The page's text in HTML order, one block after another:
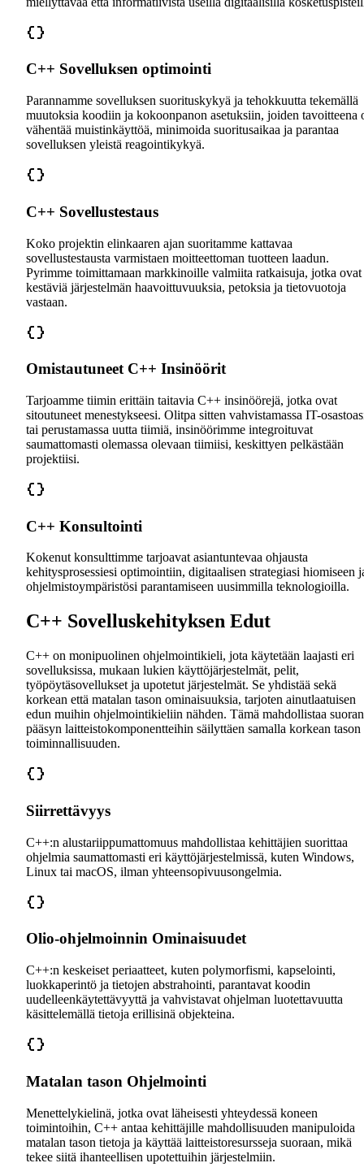
C++ Sovelluksen optimointi
Parannamme sovelluksen suorituskykyä ja tehokkuutta tekemällä
muutoksia koodiin ja kokoonpanon asetuksiin, joiden tavoitteena
vähentää muistinkäyttöä, minimoida suoritusaikaa ja parantaa
sovelluksen yleistä reagointikykyä.
C++ Sovellustestaus
Koko projektin elinkaaren ajan suoritamme kattavaa
sovellustestausta varmistaen moitteettoman tuotteen laadun.
Pyrimme toimittamaan markkinoille valmiita ratkaisuja, jotka ovat
kestäviä järjestelmän haavoittuvuuksia, petoksia ja tietovuotoja
vastaan.
Omistautuneet C++ Insinöörit
Tarjoamme tiimin erittäin taitavia C++ insinöörejä, jotka ovat
sitoutuneet menestykseesi. Olitpa sitten vahvistamassa IT-
tai perustamassa uutta tiimiä, insinöörimme integroituvat
saumattomasti olemassa olevaan tiimiisi, keskittyen pelkästään
projektiisi.
C++ Konsultointi
Kokenut konsulttimme tarjoavat asiantuntevaa ohjausta
kehitysprosessiesi optimointiin, digitaalisen strategiasi hiomiseen
ohjelmistoympäristösi parantamiseen uusimmilla teknologioilla.
C++ Sovelluskehityksen Edut
C++ on monipuolinen ohjelmointikieli, jota käytetään laajasti eri
sovelluksissa, mukaan lukien käyttöjärjestelmät, pelit,
työpöytäsovellukset ja upotetut järjestelmät. Se yhdistää sekä
korkean että matalan tason ominaisuuksia, tarjoten ainutlaatuisen
edun muihin ohjelmointikieliin nähden. Tämä mahdollistaa suoran
pääsyn laitteistokomponentteihin säilyttäen samalla korkean tason
toiminnallisuuden.
Siirrettävyys
C++:n alustariippumattomuus mahdollistaa kehittäjien suorittaa
ohjelmia saumattomasti eri käyttöjärjestelmissä, kuten Windows,
Linux tai macOS, ilman yhteensopivuusongelmia.
Olio-ohjelmoinnin Ominaisuudet
C++:n keskeiset periaatteet, kuten polymorfismi, kapselointi,
luokkaperintö ja tietojen abstrahointi, parantavat koodin
uudelleenkäytettävyyttä ja vahvistavat ohjelman luotettavuutta
käsittelemällä tietoja erillisinä objekteina.
Matalan tason Ohjelmointi
Menettelykielinä, jotka ovat läheisesti yhteydessä koneen
toimintoihin, C++ antaa kehittäjille mahdollisuuden manipuloida
matalan tason tietoja ja käyttää laitteistoresursseja suoraan, mikä
tekee siitä ihanteellisen upotettuihin järjestelmiin.